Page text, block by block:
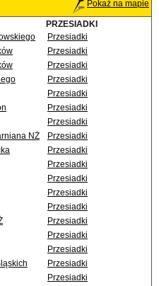
Pokaż na mapie
PRZESIADKI
Przesiadki
Przesiadki
Przesiadki
Przesiadki
Przesiadki
Przesiadki
Przesiadki
NŻ
Przesiadki
Przesiadki
Przesiadki
Przesiadki
Przesiadki
Przesiadki
Przesiadki
Przesiadki
Przesiadki
Przesiadki
Przesiadki